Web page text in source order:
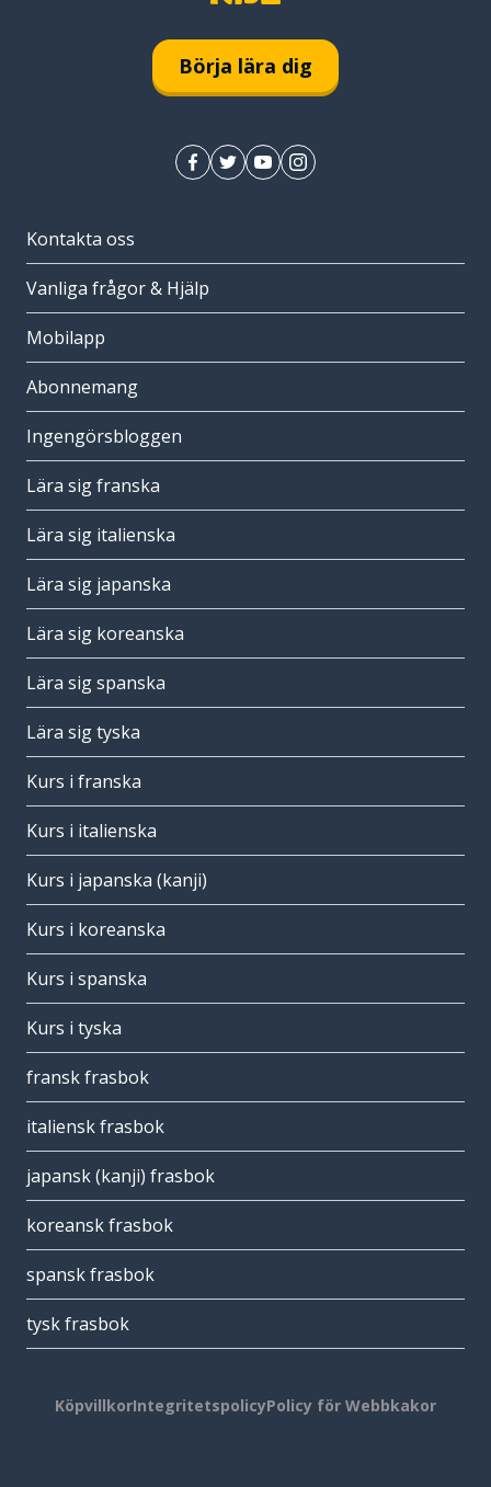
Börja lära dig
Kontakta oss
Vanliga frågor & Hjälp
Mobilapp
Abonnemang
Ingengörsbloggen
Lära sig franska
Lära sig italienska
Lära sig japanska
Lära sig koreanska
Lära sig spanska
Lära sig tyska
Kurs i franska
Kurs i italienska
Kurs i japanska (kanji)
Kurs i koreanska
Kurs i spanska
Kurs i tyska
fransk frasbok
italiensk frasbok
japansk (kanji) frasbok
koreansk frasbok
spansk frasbok
tysk frasbok
KöpvillkorIntegritetspolicyPolicy för Webbkakor